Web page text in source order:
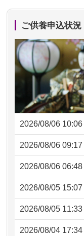
ご供養申込状況
2026/08/06 10:06
2026/08/06 09:17
2026/08/06 06:48
2026/08/05 15:07
2026/08/05 11:33
2026/08/04 17:34